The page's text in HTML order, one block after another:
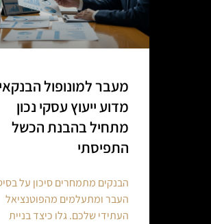
מעבר למונופול
מדוע ייעוץ עסקי נכון
מתחיל בהבנת הכשל
התפיסתי
הבנקים מתמחרים סיכון על
העבר ומתעלמים מהפוטנציאל
העתידי שלכם. גלו כיצד בניית